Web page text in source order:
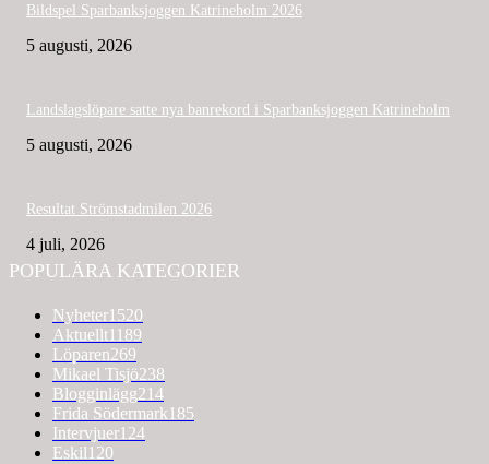
Bildspel Sparbanksjoggen Katrineholm 2026
5 augusti, 2026
Landslagslöpare satte nya banrekord i Sparbanksjoggen Katrineholm
5 augusti, 2026
Resultat Strömstadmilen 2026
4 juli, 2026
POPULÄRA KATEGORIER
Nyheter1520
Aktuellt1189
Löparen269
Mikael Tisjö238
Blogginlägg214
Frida Södermark185
Intervjuer124
Eskil120